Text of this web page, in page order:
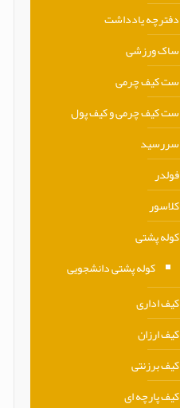
دفترچه یادداشت
ساک ورزشی
ست کیف چرمی
ست کیف چرمی و کیف پول
سررسید
فولدر
کلاسور
کوله پشتی
کوله پشتی دانشجویی
کیف اداری
کیف ارزان
کیف برزنتی
کیف پارچه ای